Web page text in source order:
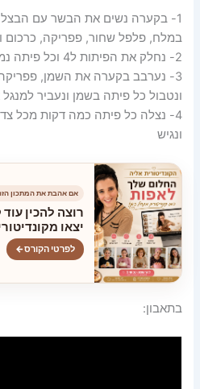
1- בקערה נשים את הבשר עם הבצל
במלח, פלפל שחור, פפריקה, כרכום
2- נחלק את הפיתות ל4 וכל פיתה נמלא בבשר ונהדק היטב
3- נערבב בקערה את השמן,
ונטבול כל פיתה בשמן ונעביר
4- נצלה כל פיתה כמה דקות מכל צד עד צריבה יפה
ונגיש
אם אהבת את המתכון
רוצה להכין
יצאו
לפרטי הקורס←
בתאבון: